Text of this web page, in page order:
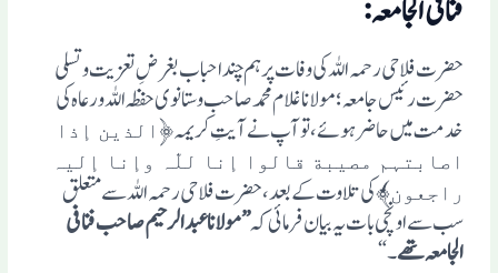
فنا فی الجامعہ:
حضرت فلاحی رحمہ اللہ کی وفات پر ہم چند احباب بغرضِ تعزیت وتسلی
حضرت رئیس جامعہ؛ مولانا غلام محمد صاحب وستانوی حفظہ اللہ ورعاہ کی
خدمت میں حاضر ہوئے، تو آپ نے آیتِ کریمہ﴿ الذین إذا
اصابتہم مصیبة قالوا إنا للّٰہ وإنا إلیہ
راجعون﴾ کی تلاوت کے بعد ، حضرت فلاحی رحمہ اللہ سے متعلق
سب سے اونچی بات یہ بیان فرمائی کہ”مولانا عبد الرحیم صاحب فنا فی
الجامعہ تھے۔“